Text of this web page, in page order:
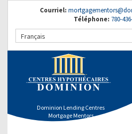
Courriel:
Téléphone: 780-
Français
Dominion Lending Centres
Mortgage Mentors